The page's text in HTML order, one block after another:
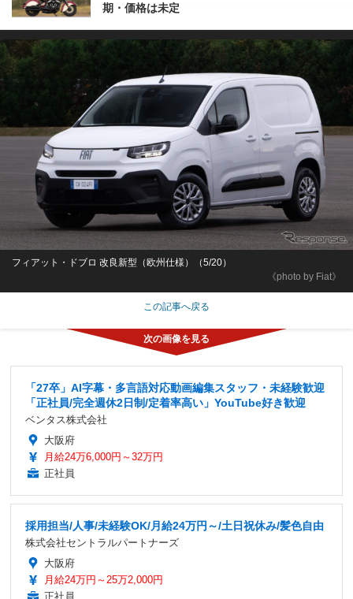
期・価格は未定
《photo by Fiat》
フィアット・ドブロ 改良新型（欧州仕様）（5/20）
この記事へ戻る
「27卒」AI字幕・多言語対応動画編集スタッフ・未経験歓迎
「正社員/完全週休2日制/定着率高い」YouTube好き歓迎
ベンタス株式会社
大阪府
月給24万6,000円～32万円
正社員
採用担当/人事/未経験OK/月給24万円～/土日祝休み/髪色自由
株式会社セントラルパートナーズ
大阪府
月給24万円～25万2,000円
正社員